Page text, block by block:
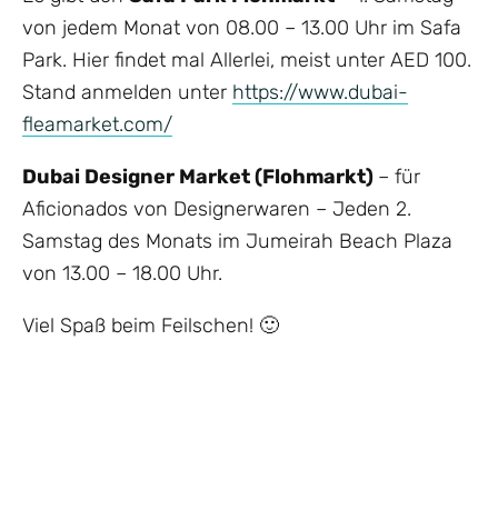
von jedem Monat von 08.00 – 13.00 Uhr im Safa
Park. Hier findet mal Allerlei, meist unter AED 100.
Stand anmelden unter https://www.dubai-
fleamarket.com/
Dubai Designer Market (Flohmarkt) – für
Aficionados von Designerwaren – Jeden 2.
Samstag des Monats im Jumeirah Beach Plaza
von 13.00 – 18.00 Uhr.
Viel Spaß beim Feilschen! 🙂